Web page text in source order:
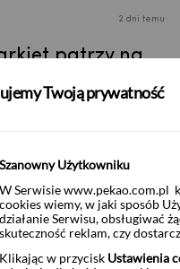
2 dni temu
patrzy na
makro będzie
dniach.
z amerykańskiego rynku
a także
sektora usług. Równolegle
doniesienia o możliwym
Perskiej. Dobre nastroje
giełdzie, gdzie
historyczny poziom
Twoją prywatność
Szanowny Użytkowniku
W Serwisie www.pekao.com.pl
cookies wiemy, w jaki sposób
działanie Serwisu, obsługiwać
skuteczność reklam, czy
Klikając w przycisk Ustawienia